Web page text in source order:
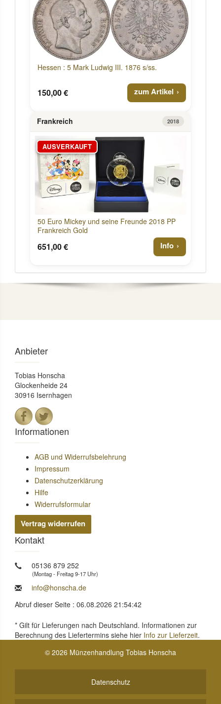
Hessen : 5 Mark Ludwig III. 1876 s/ss.
150,00 € zum Artikel
Frankreich 2018
AUSVERKAUFT
50 Euro Mickey und seine Freunde 2018 PP
Frankreich Gold
651,00 € Info
Anbieter
Tobias Honscha
Glockenheide 24
30916 Isernhagen
Informationen
AGB und Widerrufsbelehrung
Impressum
Datenschutzerklärung
Hilfe
Widerrufsformular
Vertrag widerrufen
Kontakt
05136 879 252
(Montag - Freitag 9-17 Uhr)
info@honscha.de
Abruf dieser Seite : 06.08.2026 21:54:42
* Gilt für Lieferungen nach Deutschland. Informationen zur
Berechnung des Liefertermins siehe hier Info zur Lieferzeit.
© 2026 Münzenhandlung Tobias Honscha
Datenschutz